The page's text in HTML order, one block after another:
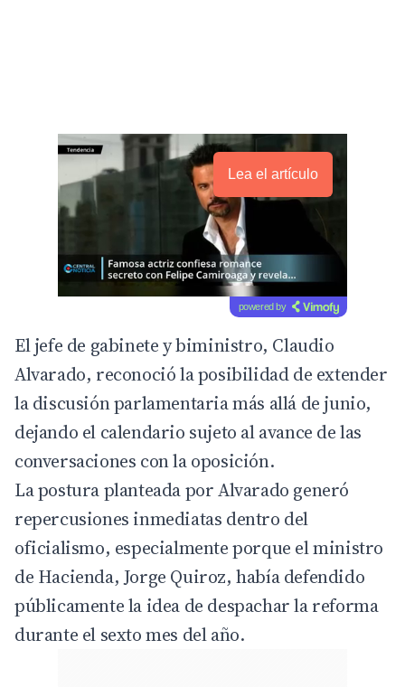
Lea el artículo
powered by
El jefe de gabinete y biministro, Claudio
Alvarado, reconoció la posibilidad de extender
la discusión parlamentaria más allá de junio,
dejando el calendario sujeto al avance de las
conversaciones con la oposición.
La postura planteada por Alvarado generó
repercusiones inmediatas dentro del
oficialismo, especialmente porque el ministro
de Hacienda, Jorge Quiroz, había defendido
públicamente la idea de despachar la reforma
durante el sexto mes del año.